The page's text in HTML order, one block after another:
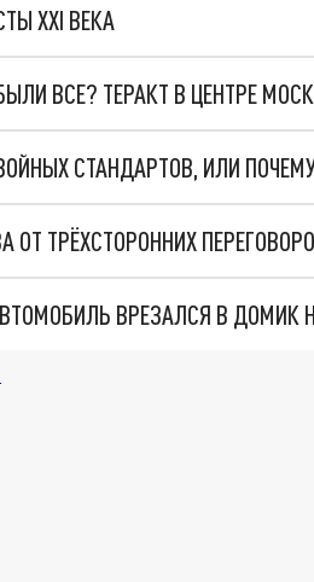
XXI ВЕКА
ВСЕ? ТЕРАКТ В ЦЕНТРЕ
ВРЕЗАЛСЯ В ДОМИК